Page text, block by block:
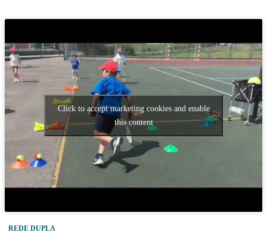
Click to accept marketing cookies and enable
this content
REDE DUPLA